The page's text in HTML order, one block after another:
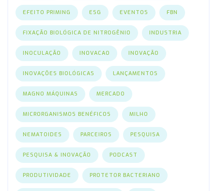
EFEITO PRIMING ESG EVENTOS FBN
FIXAÇÃO BIOLÓGICA DE NITROGÊNIO INDUSTRIA
INOCULAÇÃO INOVACAO INOVAÇÃO
INOVAÇÕES BIOLÓGICAS LANÇAMENTOS
MAGNO MÁQUINAS MERCADO
MICRORGANISMOS BENÉFICOS MILHO
NEMATOIDES PARCEIROS PESQUISA
PESQUISA & INOVAÇÃO PODCAST
PRODUTIVIDADE PROTETOR BACTERIANO